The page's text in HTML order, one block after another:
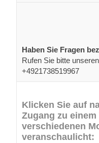
Haben Sie Fragen
Rufen Sie bitte
+4921738519967
Klicken Sie auf
Zugang zu
verschiedenen
veranschaulicht: